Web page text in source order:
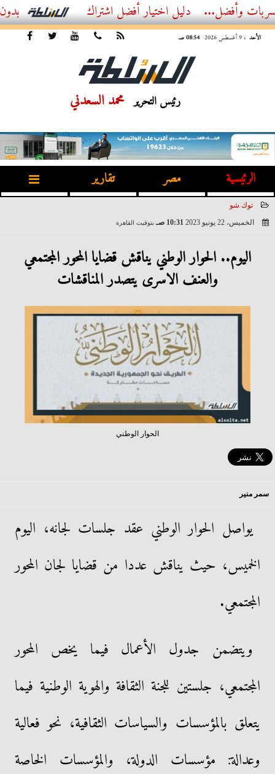
أفضل اشتراك IPTV بدون تقطيع 2026 – دليل المشاهد العصري
الأحد ، 9 أغسطس 2026 08:54 صـ
رئيس التحرير محمد السعدني
الرئيسية مصر تقارير
توك شو
الخميس، 22 يونيو 2023
10:31 صـ بتوقيت القاهرة
اليوم.. الحوار الوطني يناقش قضايا المحور المجتمعي
والعنف الاسرى يتصدر المناقشات
الحوار الوطني
سمر منير
يواصل الحوار الوطني عقد جلسات لجانه، اليوم
الخميس، حيث يناقش عددا من قضايا لجان المحور
المجتمعي.
ويتضمن جدول الأعمال فيما يخص المحور
المجتمعي، جلستين للجنة الثقافة والهوية الوطنية فيما
يتعلق بالمؤسسات والسياسات الثقافية، نحو فعالية
وعدالة: مؤسسات الدولة، والمؤسسات الخاصة